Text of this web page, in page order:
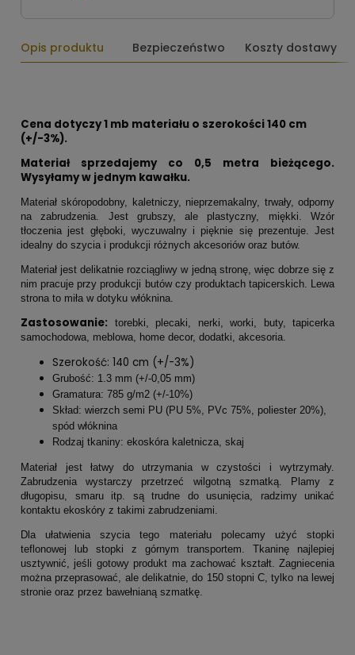
Opis produktu Bezpieczeństwo Koszty dostawy
Cena dotyczy 1 mb materiału o szerokości 140 cm
(+/-3%).
Materiał sprzedajemy co 0,5 metra bieżącego.
Wysyłamy w jednym kawałku.
Materiał skóropodobny, kaletniczy, nieprzemakalny, trwały, odporny
na zabrudzenia. Jest grubszy, ale plastyczny, miękki. Wzór
tłoczenia jest głęboki, wyczuwalny i pięknie się prezentuje. Jest
idealny do szycia i produkcji różnych akcesoriów oraz butów.
Materiał jest delikatnie rozciągliwy w jedną stronę, więc dobrze się z
nim pracuje przy produkcji butów czy produktach tapicerskich. Lewa
strona to miła w dotyku włóknina.
Zastosowanie: torebki, plecaki, nerki, worki, buty, tapicerka
samochodowa, meblowa, home decor, dodatki, akcesoria.
Szerokość: 140 cm (+/-3%)
Grubość: 1.3 mm (+/-0,05 mm)
Gramatura: 785 g/m2 (+/-10%)
Skład: wierzch semi PU (PU 5%, PVc 75%, poliester 20%),
spód włóknina
Rodzaj tkaniny: ekoskóra kaletnicza, skaj
Materiał jest łatwy do utrzymania w czystości i wytrzymały.
Zabrudzenia wystarczy przetrzeć wilgotną szmatką. Plamy z
długopisu, smaru itp. są trudne do usunięcia, radzimy unikać
kontaktu ekoskóry z takimi zabrudzeniami.
Dla ułatwienia szycia tego materiału polecamy użyć stopki
teflonowej lub stopki z górnym transportem. Tkaninę najlepiej
usztywnić, jeśli gotowy produkt ma zachować kształt. Zagniecenia
można przeprasować, ale delikatnie, do 150 stopni C, tylko na lewej
stronie oraz przez bawełnianą szmatkę.